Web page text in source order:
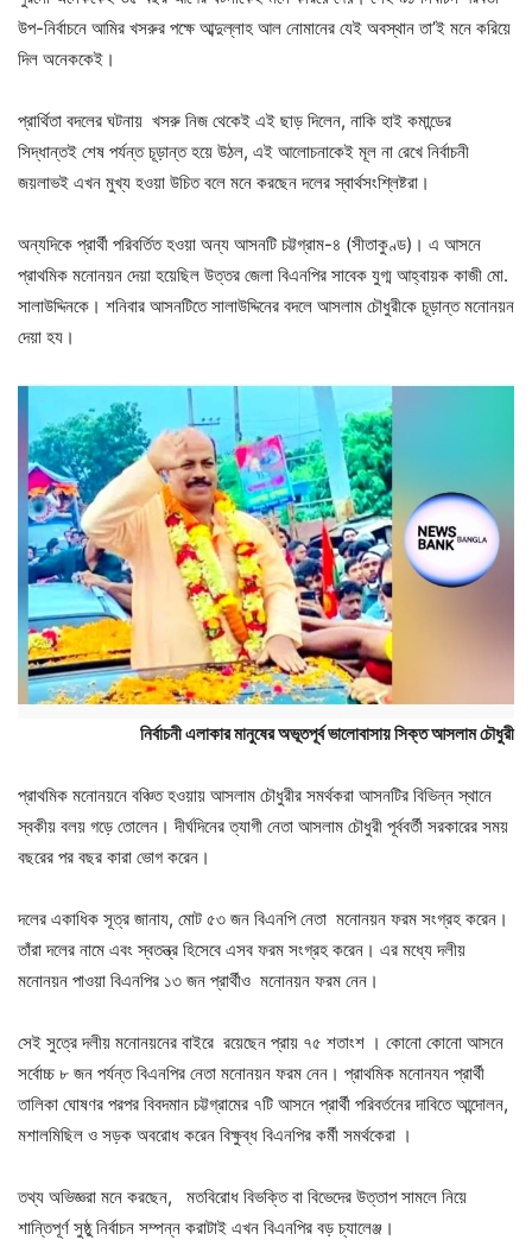
উপ-নির্বাচনে আমির খসরুর পক্ষে আব্দুল্লাহ আল নোমানের যেই অবস্থান তা’ই মনে করিয়ে
দিল অনেককেই।
প্রার্থিতা বদলের ঘটনায় খসরু নিজ থেকেই এই ছাড় দিলেন, নাকি হাই কমান্ডের
সিদ্ধান্তই শেষ পর্যন্ত চূড়ান্ত হয়ে উঠল, এই আলোচনাকেই মূল না রেখে নির্বাচনী
জয়লাভই এখন মুখ্য হওয়া উচিত বলে মনে করছেন দলের স্বার্থসংশ্লিষ্টরা।
অন্যদিকে প্রার্থী পরিবর্তিত হওয়া অন্য আসনটি চট্টগ্রাম-৪ (সীতাকুণ্ড)। এ আসনে
প্রাথমিক মনোনয়ন দেয়া হয়েছিল উত্তর জেলা বিএনপির সাবেক যুগ্ম আহ্বায়ক কাজী মো.
সালাউদ্দিনকে। শনিবার আসনটিতে সালাউদ্দিনের বদলে আসলাম চৌধুরীকে চূড়ান্ত মনোনয়ন
দেয়া হয।
নির্বাচনী এলাকার মানুষের অভূতপূর্ব ভালোবাসায় সিক্ত আসলাম চৌধুরী
প্রাথমিক মনোনয়নে বঞ্চিত হওয়ায় আসলাম চৌধুরীর সমর্থকরা আসনটির বিভিন্ন স্থানে
স্বকীয় বলয় গড়ে তোলেন। দীর্ঘদিনের ত্যাগী নেতা আসলাম চৌধুরী পূর্ববর্তী সরকারের সময়
বছরের পর বছর কারা ভোগ করেন।
দলের একাধিক সূত্র জানায, মোট ৫৩ জন বিএনপি নেতা মনোনয়ন ফরম সংগ্রহ করেন।
তাঁরা দলের নামে এবং স্বতন্ত্র হিসেবে এসব ফরম সংগ্রহ করেন। এর মধ্যে দলীয়
মনোনয়ন পাওয়া বিএনপির ১৩ জন প্রার্থীও মনোনয়ন ফরম নেন।
সেই সুত্রে দলীয় মনোনয়নের বাইরে রয়েছেন প্রায় ৭৫ শতাংশ । কোনো কোনো আসনে
সর্বোচ্চ ৮ জন পর্যন্ত বিএনপির নেতা মনোনয়ন ফরম নেন। প্রাথমিক মনোনযন প্রার্থী
তালিকা ঘোষণর পরপর বিবদমান চট্টগ্রামের ৭টি আসনে প্রার্থী পরিবর্তনের দাবিতে আন্দোলন,
মশালমিছিল ও সড়ক অবরোধ করেন বিক্ষুব্ধ বিএনপির কর্মী সমর্থকেরা ।
তথ্য অভিজ্ঞরা মনে করছেন, মতবিরোধ বিভক্তি বা বিভেদের উত্তাপ সামলে নিয়ে
শান্তিপূর্ণ সুষ্ঠু নির্বাচন সম্পন্ন করাটাই এখন বিএনপির বড় চ্যালেঞ্জ।